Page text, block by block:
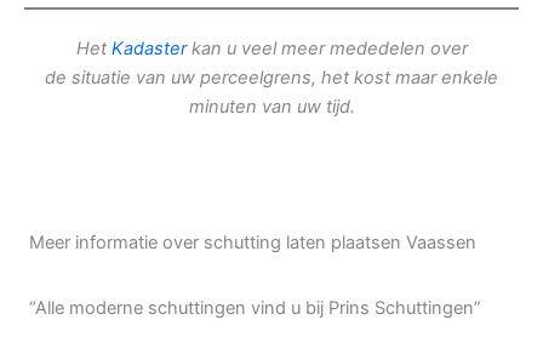
Het Kadasterkan u veel meer mededelen over
de situatie van uw perceelgrens, het kost maar enkele
minuten van uw tijd.
Meer informatie over schutting laten plaatsen Vaassen
“Alle moderne schuttingen vind u bij Prins Schuttingen”